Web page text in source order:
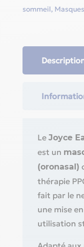
sommeil,
Le Joyce
est un
(oronasal)
thérapie
fait par le
une mise
utilisation